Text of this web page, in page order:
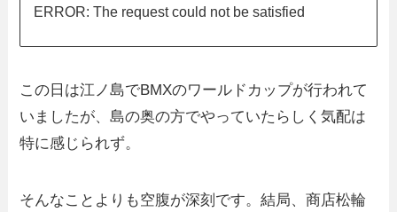
ERROR: The request could not be satisfied
この日は江ノ島でBMXのワールドカップが行われて
いましたが、島の奥の方でやっていたらしく気配は
特に感じられず。
そんなことよりも空腹が深刻です。結局、商店松輪